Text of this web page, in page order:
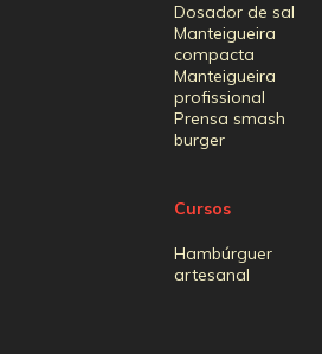
Dosador de sal
Manteigueira
compacta
Manteigueira
profissional
Prensa smash
burger
Cursos
Hambúrguer
artesanal